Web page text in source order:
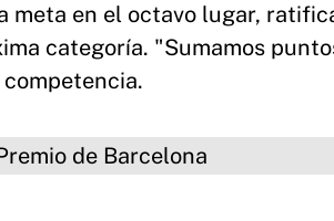
meta en el octavo lugar,
categoría. "Sumamos